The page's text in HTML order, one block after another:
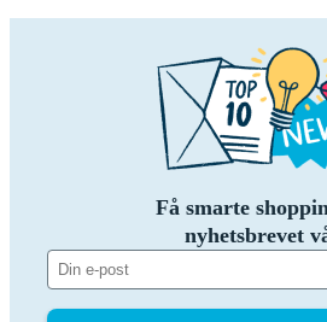
Få smarte
nyhetsbrevet